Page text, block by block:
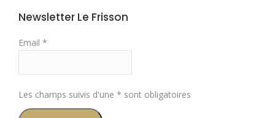
Newsletter Le Frisson
Email *
Les champs suivis d'une * sont obligatoires